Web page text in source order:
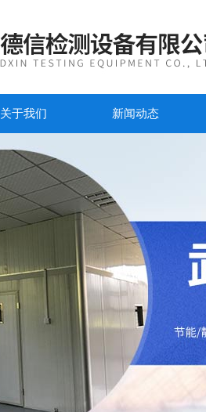
关于我们 新闻动态